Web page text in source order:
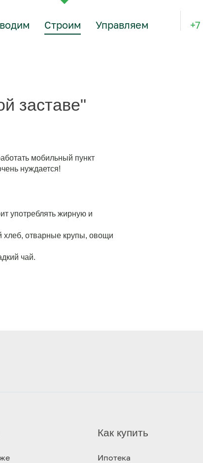
Строим Управляем
заставе"
мобильный пункт
нуждается!
употреблять жирную и
хлеб, отварные крупы, овощи
чай.
Как купить
Ипотека